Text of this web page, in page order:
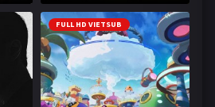
FULL HD VIETSUB